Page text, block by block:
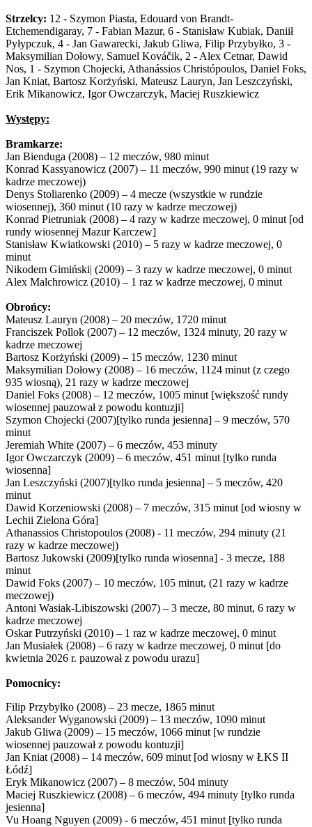
Strzelcy: 12 - Szymon Piasta, Edouard von Brandt-
Etchemendigaray, 7 - Fabian Mazur, 6 - Stanisław Kubiak, Daniił
Pyłypczuk, 4 - Jan Gawarecki, Jakub Gliwa, Filip Przybyłko, 3 -
Maksymilian Dołowy, Samuel Kováčik, 2 - Alex Cetnar, Dawid
Nos, 1 - Szymon Chojecki, Athanássios Christópoulos, Daniel Foks,
Jan Kniat, Bartosz Korżyński, Mateusz Lauryn, Jan Leszczyński,
Erik Mikanowicz, Igor Owczarczyk, Maciej Ruszkiewicz
Występy:
Bramkarze:
Jan Bienduga (2008) – 12 meczów, 980 minut
Konrad Kassyanowicz (2007) – 11 meczów, 990 minut (19 razy w
kadrze meczowej)
Denys Stoliarenko (2009) – 4 mecze (wszystkie w rundzie
wiosennej), 360 minut (10 razy w kadrze meczowej)
Konrad Pietruniak (2008) – 4 razy w kadrze meczowej, 0 minut [od
rundy wiosennej Mazur Karczew]
Stanisław Kwiatkowski (2010) – 5 razy w kadrze meczowej, 0
minut
Nikodem Gimiński| (2009) – 3 razy w kadrze meczowej, 0 minut
Alex Malchrowicz (2010) – 1 raz w kadrze meczowej, 0 minut
Obrońcy:
Mateusz Lauryn (2008) – 20 meczów, 1720 minut
Franciszek Pollok (2007) – 12 meczów, 1324 minuty, 20 razy w
kadrze meczowej
Bartosz Korżyński (2009) – 15 meczów, 1230 minut
Maksymilian Dołowy (2008) – 16 meczów, 1124 minut (z czego
935 wiosną), 21 razy w kadrze meczowej
Daniel Foks (2008) – 12 meczów, 1005 minut [większość rundy
wiosennej pauzował z powodu kontuzji]
Szymon Chojecki (2007)[tylko runda jesienna] – 9 meczów, 570
minut
Jeremiah White (2007) – 6 meczów, 453 minuty
Igor Owczarczyk (2009) – 6 meczów, 451 minut [tylko runda
wiosenna]
Jan Leszczyński (2007)[tylko runda jesienna] – 5 meczów, 420
minut
Dawid Korzeniowski (2008) – 7 meczów, 315 minut [od wiosny w
Lechii Zielona Góra]
Athanassios Christopoulos (2008) - 11 meczów, 294 minuty (21
razy w kadrze meczowej)
Bartosz Jukowski (2009)[tylko runda wiosenna] - 3 mecze, 188
minut
Dawid Foks (2007) – 10 meczów, 105 minut, (21 razy w kadrze
meczowej)
Antoni Wasiak-Libiszowski (2007) – 3 mecze, 80 minut, 6 razy w
kadrze meczowej
Oskar Putrzyński (2010) – 1 raz w kadrze meczowej, 0 minut
Jan Musiałek (2008) – 6 razy w kadrze meczowej, 0 minut [do
kwietnia 2026 r. pauzował z powodu urazu]
Pomocnicy:
Filip Przybyłko (2008) – 23 mecze, 1865 minut
Aleksander Wyganowski (2009) – 13 meczów, 1090 minut
Jakub Gliwa (2009) – 15 meczów, 1066 minut [w rundzie
wiosennej pauzował z powodu kontuzji]
Jan Kniat (2008) – 14 meczów, 609 minut [od wiosny w ŁKS II
Łódź]
Eryk Mikanowicz (2007) – 8 meczów, 504 minuty
Maciej Ruszkiewicz (2008) – 6 meczów, 494 minuty [tylko runda
jesienna]
Vu Hoang Nguyen (2009) - 6 meczów, 451 minut [tylko runda